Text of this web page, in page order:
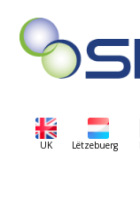
UK Lëtzebuerg